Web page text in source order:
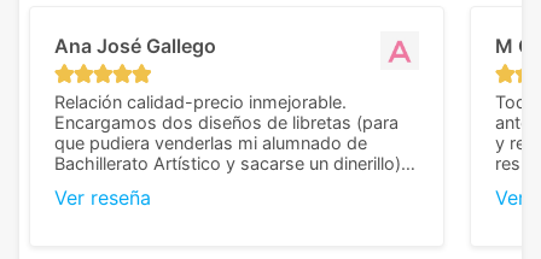
Ana José Gallego
Relación calidad-precio inmejorable.
Encargamos dos diseños de libretas (para
que pudiera venderlas mi alumnado de
Bachillerato Artístico y sacarse un dinerillo) y
diferencia, con libretas de muy buena calidad
Ver reseña
M C
Todo
y
Ver